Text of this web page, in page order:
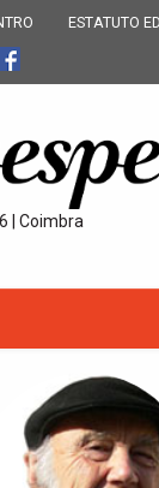
ESTATUTO
| Coimbra